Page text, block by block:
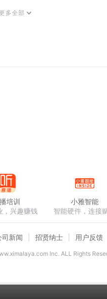
坐桥堡里的电梯直接就可
更多全部
培训
，兴趣赚钱
小雅智能
智能硬件，连接
司新闻 招贤纳士 用户反馈
lnc. ALL Rights